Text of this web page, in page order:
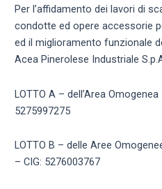
Per l’affidamento dei lavori di
condotte ed opere accessorie
ed il miglioramento funzionale
Acea Pinerolese Industriale
LOTTO A – dell’Area
5275997275
LOTTO B – delle Aree
– CIG: 5276003767